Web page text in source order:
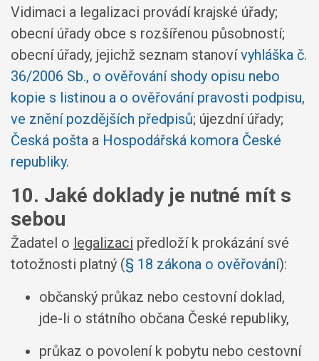
Vidimaci a legalizaci provádí krajské úřady;
obecní úřady obce s rozšířenou působností;
obecní úřady, jejichž seznam stanovívyhláška č.
36/2006 Sb., o ověřování shody opisu nebo
kopie s listinou a o ověřování pravosti podpisu,
ve znění pozdějších předpisů; újezdní úřady;
Česká pošta a Hospodářská komora České
republiky.
10. Jaké doklady je nutné mít s
sebou
Žadatel o legalizaci předloží k prokázání své
totožnosti platný (§ 18 zákona o ověřování):
občanský průkaz nebo cestovní doklad,
jde-li o státního občana České republiky,
průkaz o povolení k pobytu nebo cestovní